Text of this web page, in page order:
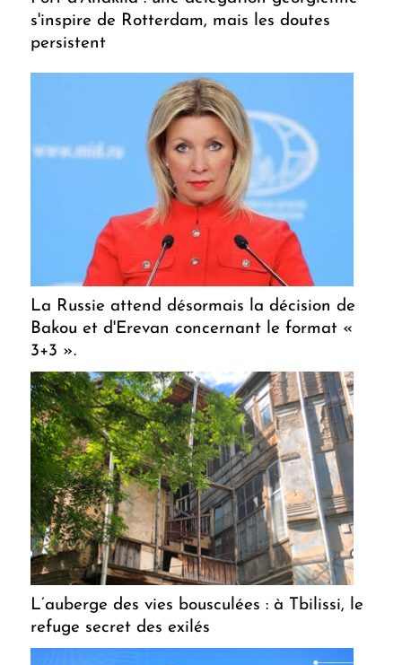
s'inspire de Rotterdam, mais les doutes
persistent
La Russie attend désormais la décision de
Bakou et d'Erevan concernant le format «
3+3 ».
L’auberge des vies bousculées : à Tbilissi, le
refuge secret des exilés